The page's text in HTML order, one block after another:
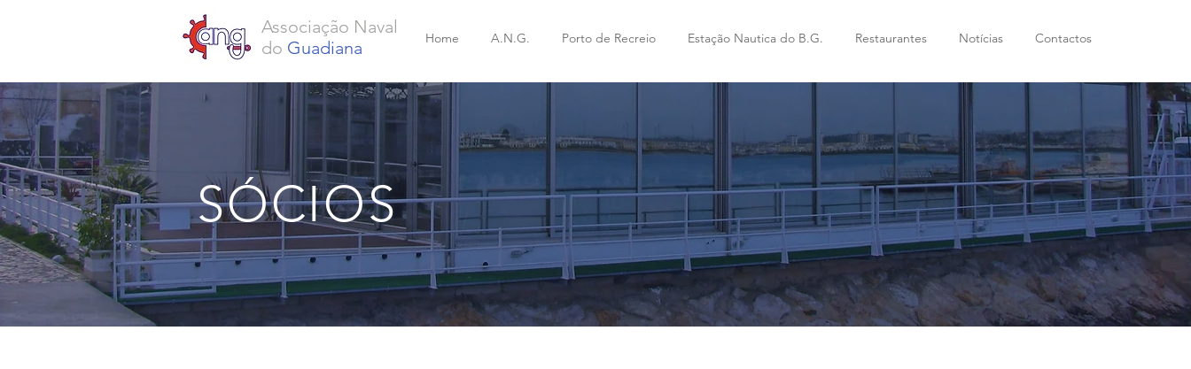
Associação Naval
do Guadiana Home A.N.G. Porto de Recreio Estação Nautica do B.G. Restaurantes Notícias Contactos
SÓCIOS